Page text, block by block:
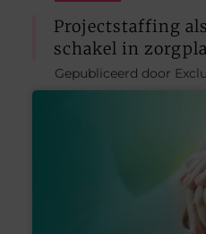
Projectstaffing
schakel in
Gepubliceerd door